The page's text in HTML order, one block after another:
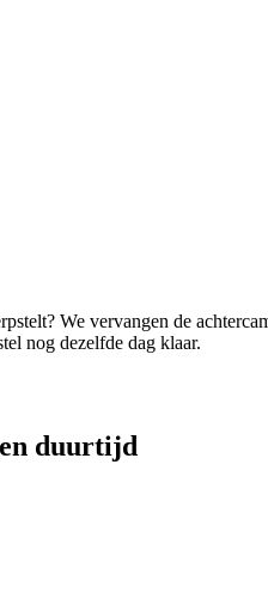
We vervangen de
nog dezelfde dag klaar.
duurtijd